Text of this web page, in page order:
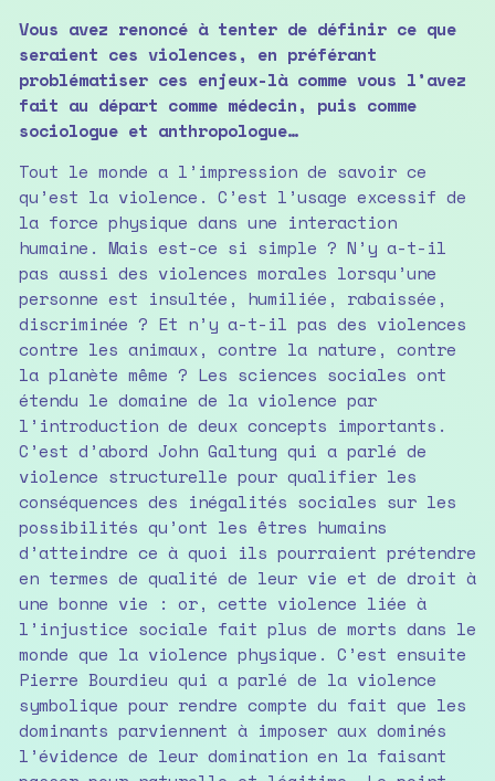
Vous avez renoncé à tenter de définir ce que
seraient ces violences, en préférant
problématiser ces enjeux-là comme vous l’avez
fait au départ comme médecin, puis comme
sociologue et anthropologue…
Tout le monde a l’impression de savoir ce
qu’est la violence. C’est l’usage excessif de
la force physique dans une interaction
humaine. Mais est-ce si simple ? N’y a-t-il
pas aussi des violences morales lorsqu’une
personne est insultée, humiliée, rabaissée,
discriminée ? Et n’y a-t-il pas des violences
contre les animaux, contre la nature, contre
la planète même ? Les sciences sociales ont
étendu le domaine de la violence par
l’introduction de deux concepts importants.
C’est d’abord John Galtung qui a parlé de
violence structurelle pour qualifier les
conséquences des inégalités sociales sur les
possibilités qu’ont les êtres humains
d’atteindre ce à quoi ils pourraient prétendre
en termes de qualité de leur vie et de droit à
une bonne vie : or, cette violence liée à
l’injustice sociale fait plus de morts dans le
monde que la violence physique. C’est ensuite
Pierre Bourdieu qui a parlé de la violence
symbolique pour rendre compte du fait que les
dominants parviennent à imposer aux dominés
l’évidence de leur domination en la faisant